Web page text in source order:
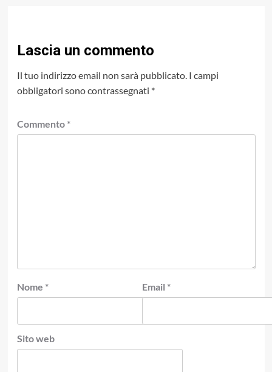
Lascia un commento
Il tuo indirizzo email non sarà pubblicato. I campi
obbligatori sono contrassegnati *
Commento *
Nome * Email *
Sito web